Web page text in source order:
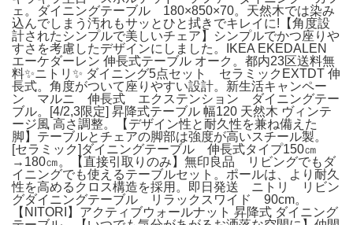
ェ。ダイニングテーブル 180×850×70。天然木では染み
込んでしまう汚れもサッとひと拭きでキレイに!【角度設
計されたシンプルで美しいチェア】シンプルでかつ座りや
すさを考慮したデザインにしました。IKEA EKEDALEN
エーケダーレン 伸長式テーブル オーク。都内23区送料無
料✨ニトリ✨ ダイニング5点セット セラミックEXTDT 伸
長式。角度がついて座りやすい設計。新生活キャンペー
ン マルニ 伸長式 エクステンション ダイニングテー
ブル。[4/2,3限定] 昇降式テーブル 幅120 天然木 ヴィンテ
ージ風 高さ調整。【デザイン性と耐久性を兼ね備えた
脚】テーブルとチェアの脚部は強度が高いスチール製。
[セラミック]ダイニングテーブル 伸長式タイプ150㎝
→180㎝。【直接引取りのみ】無印良品 リビングでもダ
イニングでも使えるテーブルセット。ポールは、より耐久
性を高めるクロス構造を採用。即日発送 ニトリ リビン
グダイニングテーブル リラックスワイド 90cm。
【NITORI】アクティブウォールナット 昇降式 ダイニング